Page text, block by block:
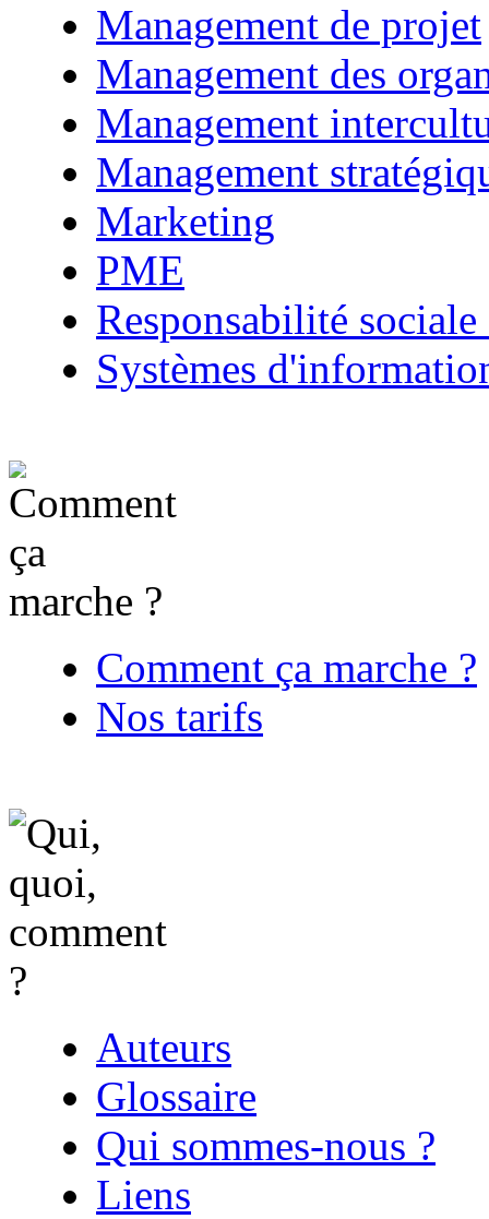
Management de projet
Management des
Management
Management
Marketing
PME
Responsabilité
Systèmes
Comment ça marche ?
Nos tarifs
Auteurs
Glossaire
Qui sommes-nous ?
Liens